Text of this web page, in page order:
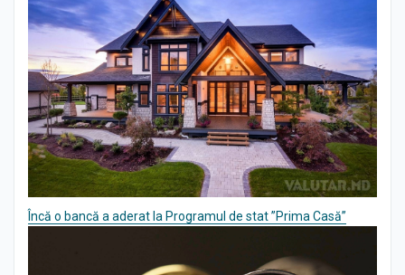
Încă o bancă a aderat la Programul de stat ”Prima Casă”